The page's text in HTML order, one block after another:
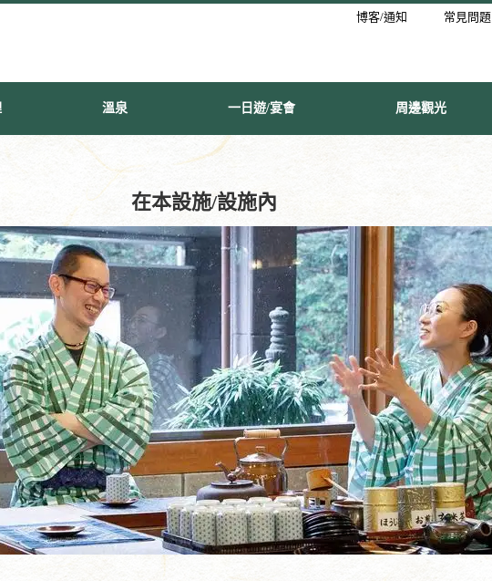
博客/通知 常見問題
溫泉 一日遊/宴會 周邊觀光
在本設施/設施內